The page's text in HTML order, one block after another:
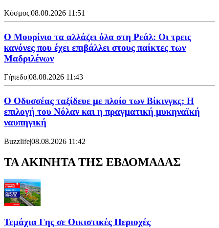
Κόσμος|08.08.2026 11:51
Ο Μουρίνιο τα αλλάζει όλα στη Ρεάλ: Οι τρεις
κανόνες που έχει επιβάλλει στους παίκτες των
Μαδριλένων
Γήπεδο|08.08.2026 11:43
Ο Οδυσσέας ταξίδευε με πλοίο των Βίκινγκς; Η
επιλογή του Νόλαν και η πραγματική μυκηναϊκή
ναυπηγική
Buzzlife|08.08.2026 11:42
ΤΑ ΑΚΙΝΗΤΑ ΤΗΣ ΕΒΔΟΜΑΔΑΣ
Τεμάχια Γης σε Οικιστικές Περιοχές